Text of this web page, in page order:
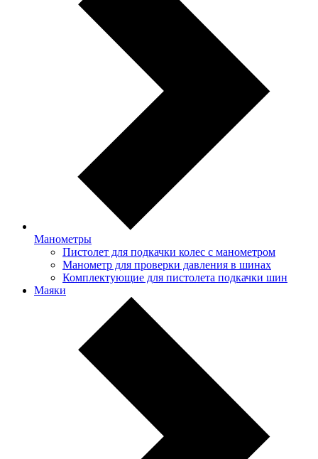
Манометры
Пистолет для подкачки колес с манометром
Манометр для проверки давления в шинах
Комплектующие для пистолета подкачки шин
Маяки